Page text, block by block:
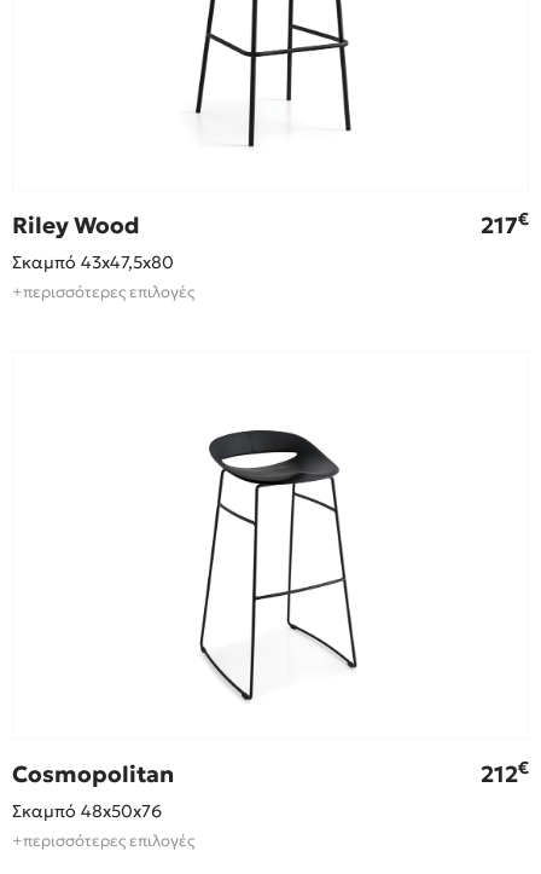
Riley Wood 217€
Σκαμπό 43x47,5x80
+περισσότερες επιλογές
Cosmopolitan 212€
Σκαμπό 48x50x76
+περισσότερες επιλογές